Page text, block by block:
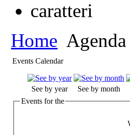
Home
Events Calendar
See by year See by month
Events for the